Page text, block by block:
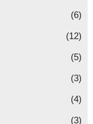
(6)
(12)
(5)
(3)
(4)
(3)